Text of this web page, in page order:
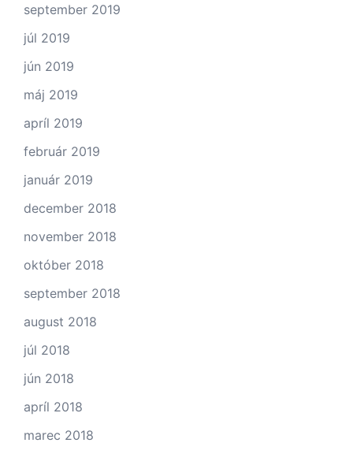
september 2019
júl 2019
jún 2019
máj 2019
apríl 2019
február 2019
január 2019
december 2018
november 2018
október 2018
september 2018
august 2018
júl 2018
jún 2018
apríl 2018
marec 2018